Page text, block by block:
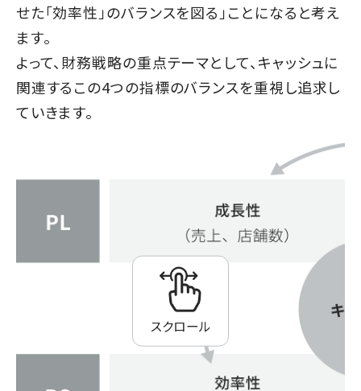
せた「効率性」のバランスを図る」ことになると考え
ます。
よって、財務戦略の重点テーマとして、キャッシュに
関連するこの4つの指標のバランスを重視し追求し
ていきます。
スクロール